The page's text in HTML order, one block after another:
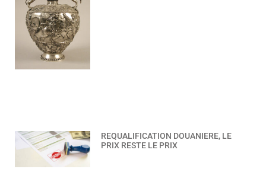
REQUALIFICATION DOUANIERE, LE
PRIX RESTE LE PRIX